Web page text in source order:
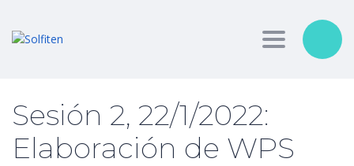
Toggle
Sesión 2, 22/1/2022:
Elaboración de WPS